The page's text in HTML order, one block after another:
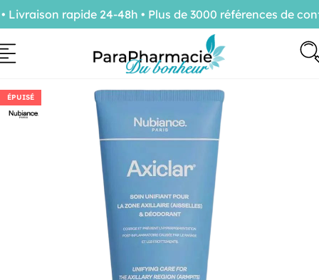
ÉPUISÉ
rapide 24-48h • Plus de 3000 références de